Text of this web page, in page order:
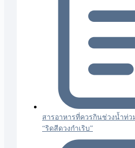
สารอาหารที่ควรกินช่วงน้ำท่ว
“ริดสีดวงกำเริบ”